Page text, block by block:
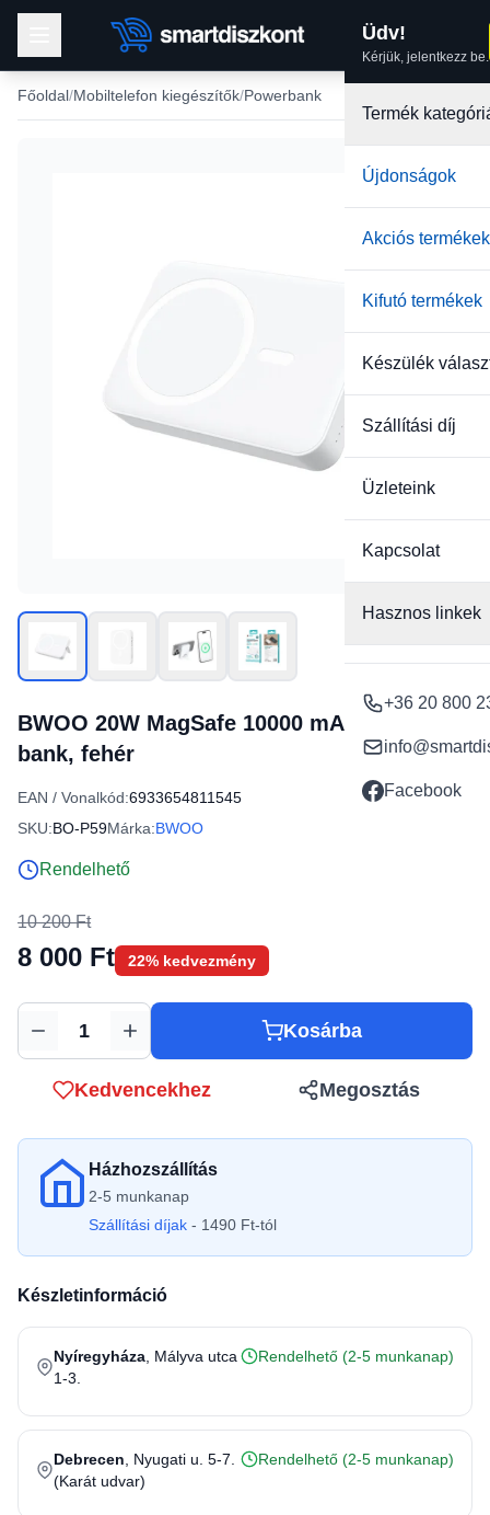
Üdv!
Kérjük, jelentkezz be.
Termék
Újdonságok
Akciós termékek
Kifutó termékek
Készülék
Szállítási díj
Üzleteink
Kapcsolat
Hasznos linkek
+36 20 800
Facebook
Főoldal Mobiltelefon kiegészítők Powerbank
-22%
BWOO 20W MagSafe 10000 mAh power
bank, fehér
EAN / Vonalkód:6933654811545
SKU:BO-P59Márka:BWOO
Rendelhető
10 200 Ft
8 000 Ft 22% kedvezmény
Mennyiség Kosárba
Kedvencekhez Megosztás
Házhozszállítás
2-5 munkanap
Szállítási díjak - 1490 Ft-tól
Készletinformáció
Nyíregyháza , Mályva utca
1-3.
Rendelhető (2-5 munkanap)
Debrecen , Nyugati u. 5-7.
(Karát udvar)
Rendelhető (2-5 munkanap)